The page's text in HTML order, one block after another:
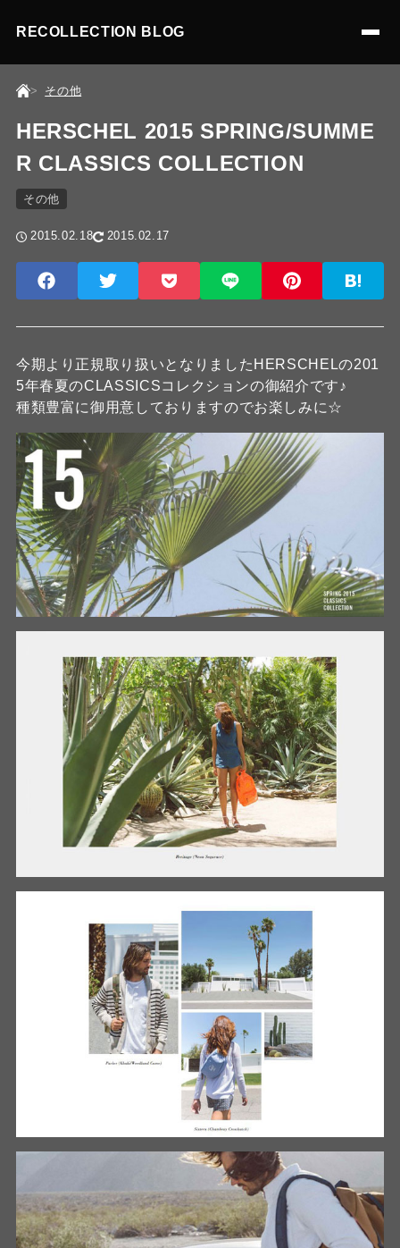
RECOLLECTION BLOG
その他
HERSCHEL 2015 SPRING/SUMME
R CLASSICS COLLECTION
その他
2015.02.18 2015.02.17
今期より正規取り扱いとなりましたHERSCHELの201
5年春夏のCLASSICSコレクションの御紹介です♪
種類豊富に御用意しておりますのでお楽しみに☆